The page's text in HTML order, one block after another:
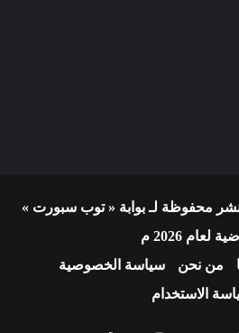
محفوظة لـ بوابة « توب سبورت »
لعام 2026 م
من نحن
سياسة الخصوصية
الاستخدام